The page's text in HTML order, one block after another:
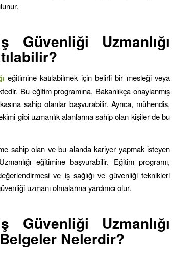
Güvenliği Uzmanlığı
eğitimine katılabilmek için belirli bir mesleği veya
Bu eğitim programına, Bakanlıkça onaylanmış
sahip olanlar başvurabilir. Ayrıca, mühendis,
gibi uzmanlık alanlarına sahip olan kişiler de bu
sahip olan ve bu alanda kariyer yapmak isteyen
eğitimine başvurabilir. Eğitim programı,
ve iş sağlığı ve güvenliği teknikleri
uzmanı olmalarına yardımcı olur.
Güvenliği Uzmanlığı
Nelerdir?